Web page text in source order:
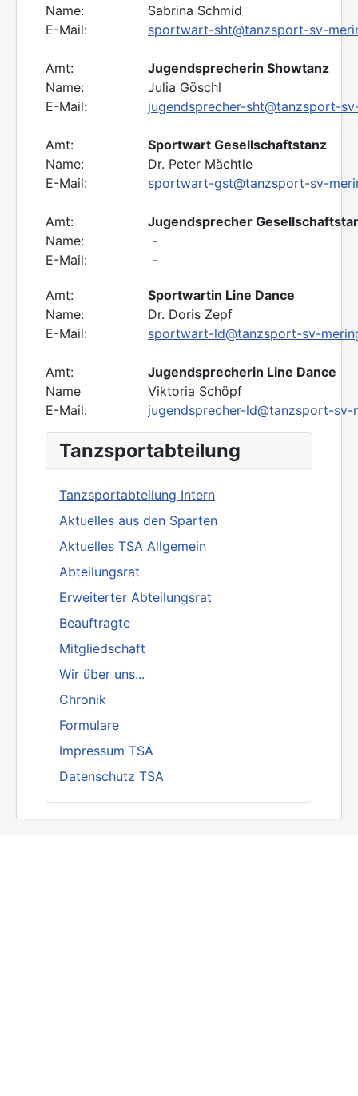
Tanzsportabteilung
Tanzsportabteilung Intern
Aktuelles aus den Sparten
Aktuelles TSA Allgemein
Abteilungsrat
Erweiterter Abteilungsrat
Beauftragte
Mitgliedschaft
Wir über uns...
Chronik
Formulare
Impressum TSA
Datenschutz TSA
Name:
Sabrina Schmid
E-Mail:
sportwart-sht@tanzsport-sv-
Amt:
Jugendsprecherin Showtanz
Name:
Julia Göschl
E-Mail:
jugendsprecher-sht@tanzsport-
Amt:
Sportwart Gesellschaftstanz
Name:
Dr. Peter Mächtle
E-Mail:
sportwart-gst@tanzsport-sv-
Amt:
Jugendsprecher
Name:
-
E-Mail:
-
Amt:
Sportwartin Line Dance
Name:
Dr. Doris Zepf
E-Mail:
sportwart-ld@tanzsport-sv-
Amt:
Jugendsprecherin Line Dance
Name
Viktoria Schöpf
E-Mail:
jugendsprecher-ld@tanzsport-sv-